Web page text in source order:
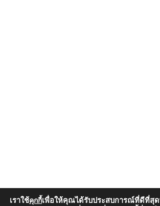
เราใช้คุกกี้เพื่อให้คุณได้รับประสบการณ์ที่ดีที่สุด